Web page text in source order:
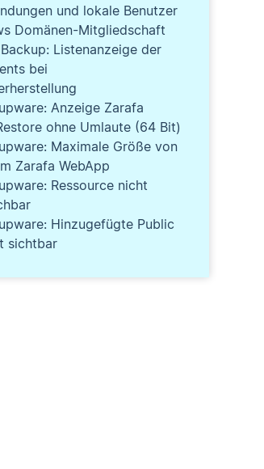
und lokale Benutzer
Domänen-Mitgliedschaft
Listenanzeige der
bei
Anzeige Zarafa
ohne Umlaute (64 Bit)
Maximale Größe von
Zarafa WebApp
Ressource nicht
Hinzugefügte Public
sichtbar